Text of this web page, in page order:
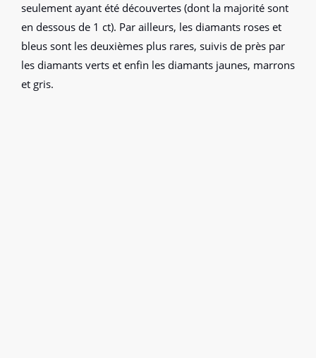
seulement ayant été découvertes (dont la majorité sont
en dessous de 1 ct). Par ailleurs, les diamants roses et
bleus sont les deuxièmes plus rares, suivis de près par
les diamants verts et enfin les diamants jaunes, marrons
et gris.